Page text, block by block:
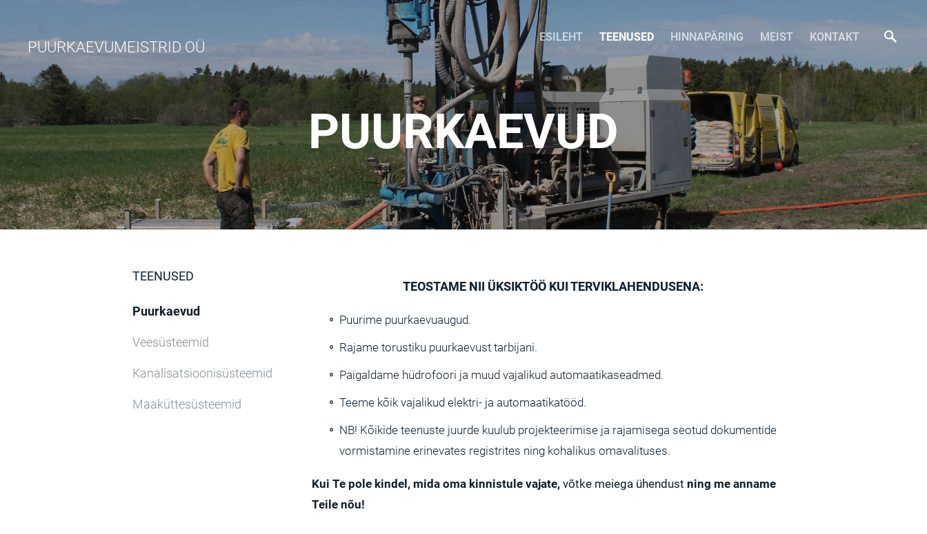
PUURKAEVUMEISTRID OÜ
ESILEHT TEENUSED HINNAPÄRING MEIST KONTAKT
PUURKAEVUD
TEENUSED
Puurkaevud
Veesüsteemid
Kanalisatsioonisüsteemid
Maaküttesüsteemid
TEOSTAME NII ÜKSIKTÖÖ KUITERVIKLAHENDUSENA:
Puurime puurkaevuaugud.
Rajame torustiku puurkaevust tarbijani.
Paigaldame hüdrofoori ja muud vajalikud automaatikaseadmed.
Teeme kõik vajalikud elektri- ja automaatikatööd.
NB! Kõikide teenuste juurde kuulub projekteerimise ja rajamisega seotud dokumentide
vormistamine erinevates registrites ning kohalikus omavalituses.
Kui Te pole kindel, mida oma kinnistule vajate, võtke meiega ühendust ning me anname
Teile nõu!